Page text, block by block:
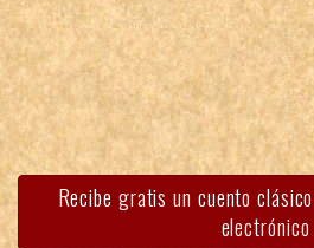
Recibe gratis un cuento
electrónico